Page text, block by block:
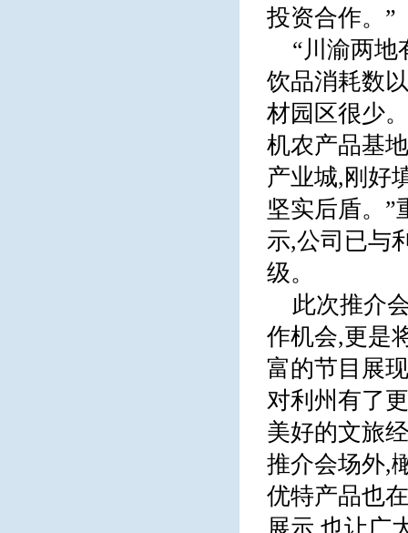
投资合作。”
“川渝两地
饮品消耗数
材园区很少
机农产品基
产业城,刚好
坚实后盾。”
示,公司已与
级。
此次推介
作机会,更是
富的节目展
对利州有了
美好的文旅
推介会场外,
优特产品也